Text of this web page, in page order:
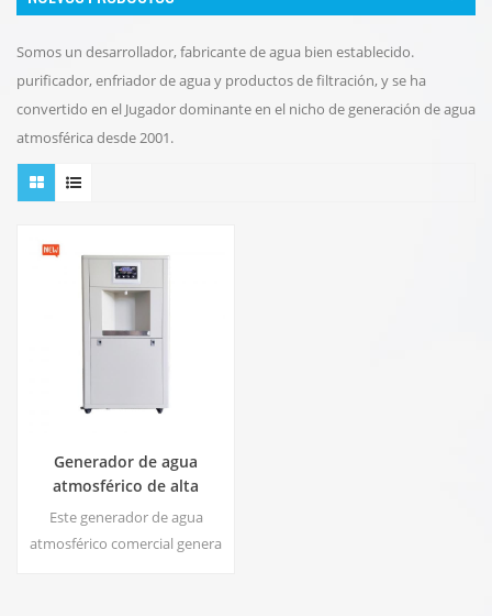
Somos un desarrollador, fabricante de agua bien establecido.
purificador, enfriador de agua y productos de filtración, y se ha
convertido en el Jugador dominante en el nicho de generación de agua
atmosférica desde 2001.
Generador de agua
atmosférico de alta
eficiencia |
Inicio/Dispositivo
comercial ecológico | EA-
Este generador de agua
atmosférico comercial genera